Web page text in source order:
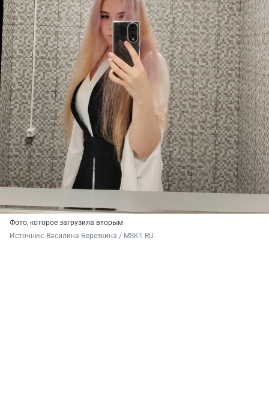
Фото, которое загрузила вторым
Источник: Василина Березкина / MSK1.RU